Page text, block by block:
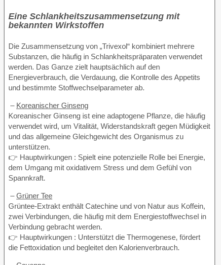
Eine Schlankheitszusammensetzung mit
bekannten Wirkstoffen
Die Zusammensetzung von „Trivexol“ kombiniert mehrere
Substanzen, die häufig in Schlankheitspräparaten verwendet
werden. Das Ganze zielt hauptsächlich auf den
Energieverbrauch, die Verdauung, die Kontrolle des Appetits
und bestimmte Stoffwechselparameter ab.
– Koreanischer Ginseng
Koreanischer Ginseng ist eine adaptogene Pflanze, die häufig
verwendet wird, um Vitalität, Widerstandskraft gegen Müdigkeit
und das allgemeine Gleichgewicht des Organismus zu
unterstützen.
👉 Hauptwirkungen : Spielt eine potenzielle Rolle bei Energie,
dem Umgang mit oxidativem Stress und dem Gefühl von
Spannkraft.
–Grüner Tee
Grüntee-Extrakt enthält Catechine und von Natur aus Koffein,
zwei Verbindungen, die häufig mit dem Energiestoffwechsel in
Verbindung gebracht werden.
👉 Hauptwirkungen : Unterstützt die Thermogenese, fördert
die Fettoxidation und begleitet den Kalorienverbrauch.